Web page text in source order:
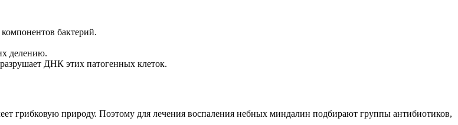
бактерий.
делению.
ДНК этих патогенных клеток.
грибковую природу. Поэтому для лечения воспаления небных миндалин подбирают группы антибиотиков,